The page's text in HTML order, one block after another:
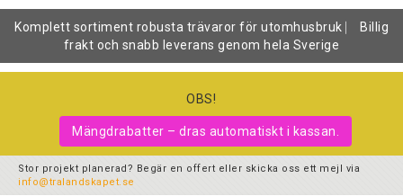
Komplett sortiment robusta trävaror för utomhusbruk ⎸ Billig
frakt och snabb leverans genom hela Sverige
OBS!
Mängdrabatter – dras automatiskt i kassan.
Stor projekt planerad? Begär en offert eller skicka oss ett mejl via
info@tralandskapet.se